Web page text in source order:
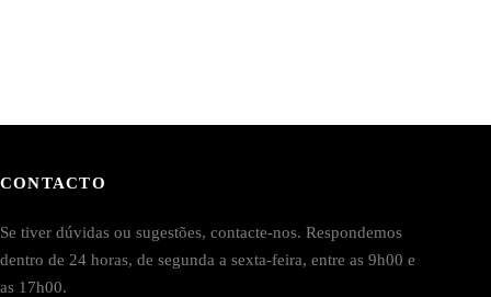
CONTACTO
Se tiver dúvidas ou sugestões, contacte-nos. Respondemos
dentro de 24 horas, de segunda a sexta-feira, entre as 9h00 e
as 17h00.